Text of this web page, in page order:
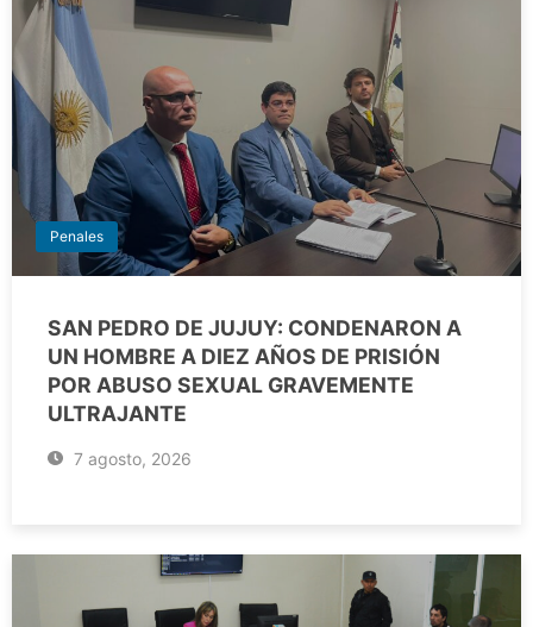
Penales
SAN PEDRO DE JUJUY: CONDENARON A
UN HOMBRE A DIEZ AÑOS DE PRISIÓN
POR ABUSO SEXUAL GRAVEMENTE
ULTRAJANTE
7 agosto, 2026